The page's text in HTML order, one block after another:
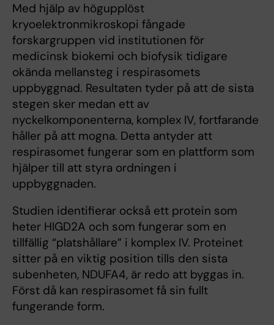
Med hjälp av högupplöst
kryoelektronmikroskopi fångade
forskargruppen vid institutionen för
medicinsk biokemi och biofysik tidigare
okända mellansteg i respirasomets
uppbyggnad. Resultaten tyder på att de sista
stegen sker medan ett av
nyckelkomponenterna, komplex IV, fortfarande
håller på att mogna. Detta antyder att
respirasomet fungerar som en plattform som
hjälper till att styra ordningen i
uppbyggnaden.
Studien identifierar också ett protein som
heter HIGD2A och som fungerar som en
tillfällig “platshållare” i komplex IV. Proteinet
sitter på en viktig position tills den sista
subenheten, NDUFA4, är redo att byggas in.
Först då kan respirasomet få sin fullt
fungerande form.